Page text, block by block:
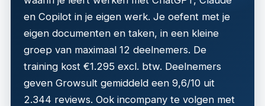
en Copilot in je eigen werk. Je oefent met je
eigen documenten en taken, in een kleine
groep van maximaal 12 deelnemers. De
training kost €1.295 excl. btw. Deelnemers
geven Growsult gemiddeld een 9,6/10 uit
2.344 reviews. Ook incompany te volgen met